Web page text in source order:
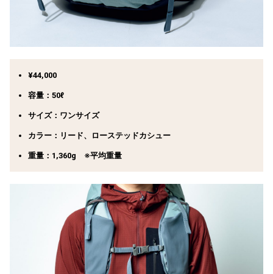
¥44,000
容量：50ℓ
サイズ：ワンサイズ
カラー：リード、ローステッドカシュー
重量：1,360g ※平均重量